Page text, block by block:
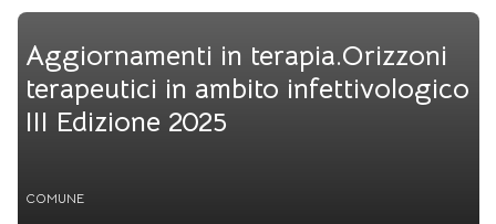
Aggiornamenti in terapia.Orizzoni
terapeutici in ambito infettivologico
III Edizione 2025
COMUNE